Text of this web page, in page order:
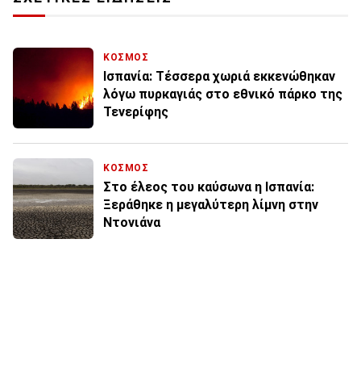
ΚΟΣΜΟΣ
Ισπανία: Τέσσερα χωριά εκκενώθηκαν
λόγω πυρκαγιάς στο εθνικό πάρκο της
Τενερίφης
ΚΟΣΜΟΣ
Στο έλεος του καύσωνα η Ισπανία:
Ξεράθηκε η μεγαλύτερη λίμνη στην
Ντονιάνα